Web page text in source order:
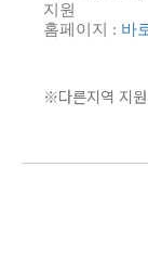
지원
홈페이지 : 바
※다른지역 지